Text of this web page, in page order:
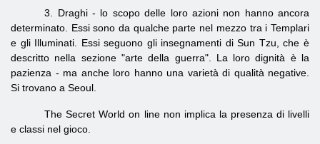
3. Draghi - lo scopo delle loro azioni non hanno ancora
determinato. Essi sono da qualche parte nel mezzo tra i Templari
e gli Illuminati. Essi seguono gli insegnamenti di Sun Tzu, che è
descritto nella sezione "arte della guerra". La loro dignità è la
pazienza - ma anche loro hanno una varietà di qualità negative.
Si trovano a Seoul.
The Secret World on line non implica la presenza di livelli
e classi nel gioco.